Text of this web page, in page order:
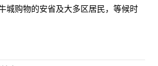
城购物的安省及大多区居民，等候时